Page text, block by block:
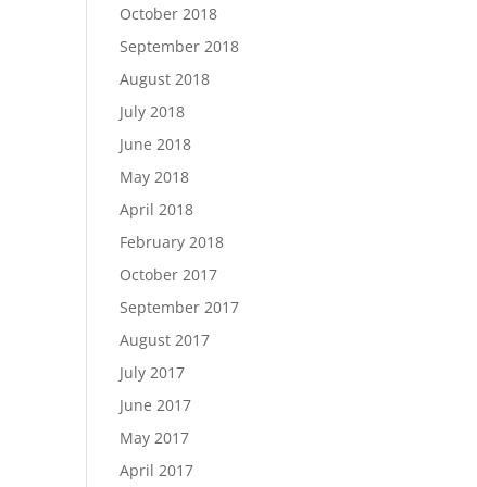
October 2018
September 2018
August 2018
July 2018
June 2018
May 2018
April 2018
February 2018
October 2017
September 2017
August 2017
July 2017
June 2017
May 2017
April 2017